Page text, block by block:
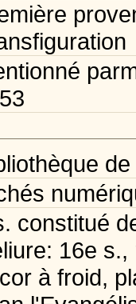
constitué
16e
à froid,